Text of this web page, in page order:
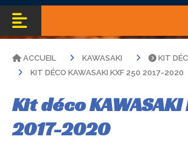
ACCUEIL KAWASAKI
KIT
KIT DÉCO KAWASAKI KXF 250 2017-2020
Kit déco KAWASAKI
2017-2020